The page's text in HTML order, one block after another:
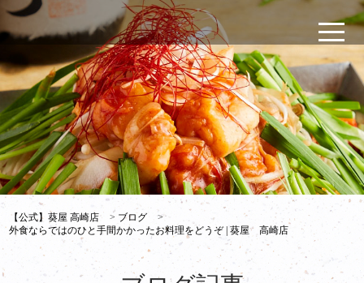
【公式】葵屋 高崎店 > ブログ
>
外食ならではのひと手間かかったお料理をどうぞ | 葵屋 高崎店